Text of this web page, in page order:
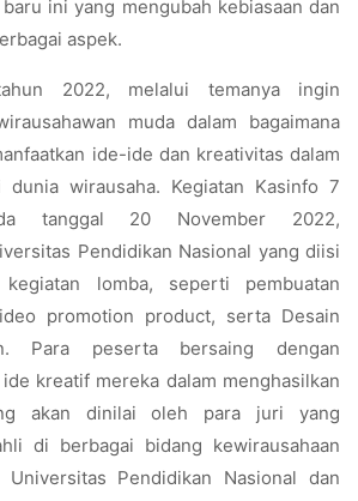
ini yang mengubah kebiasaan dan
aspek.
2022, melalui temanya ingin
muda dalam bagaimana
ide-ide dan kreativitas dalam
dunia wirausaha. Kegiatan Kasinfo 7
tanggal 20 November 2022,
Pendidikan Nasional yang diisi
lomba, seperti pembuatan
promotion product, serta Desain
Para peserta bersaing dengan
kreatif mereka dalam menghasilkan
akan dinilai oleh para juri yang
di berbagai bidang kewirausahaan
Pendidikan Nasional dan